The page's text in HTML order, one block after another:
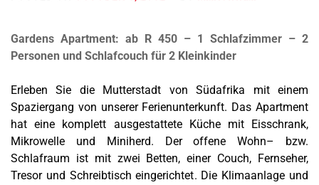
Gardens Apartment: ab R 450 – 1 Schlafzimmer – 2
Personen und Schlafcouch für 2 Kleinkinder
Erleben Sie die Mutterstadt von Südafrika mit einem
Spaziergang von unserer Ferienunterkunft. Das Apartment
hat eine komplett ausgestattete Küche mit Eisschrank,
Mikrowelle und Miniherd. Der offene Wohn– bzw.
Schlafraum ist mit zwei Betten, einer Couch, Fernseher,
Tresor und Schreibtisch eingerichtet. Die Klimaanlage und